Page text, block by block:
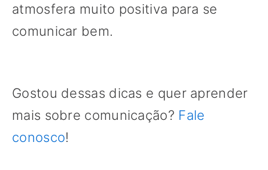
atmosfera muito positiva para se
comunicar bem.
Gostou dessas dicas e quer aprender
mais sobre comunicação? Fale
conosco!